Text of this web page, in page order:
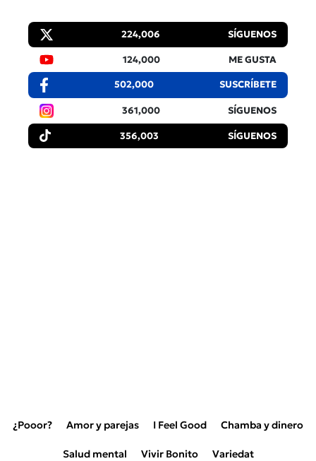
224,006 SÍGUENOS
124,000 ME GUSTA
502,000 SUSCRÍBETE
361,000 SÍGUENOS
356,003 SÍGUENOS
¿Pooor? Amor y parejas I Feel Good Chamba y dinero
Salud mental Vivir Bonito Variedat